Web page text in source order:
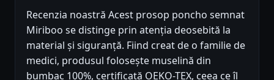
Recenzia noastră Acest prosop poncho semnat
Miriboo se distinge prin atenția deosebită la
material și siguranță. Fiind creat de o familie de
medici, produsul folosește muselină din
bumbac 100%, certificată OEKO-TEX, ceea ce îl